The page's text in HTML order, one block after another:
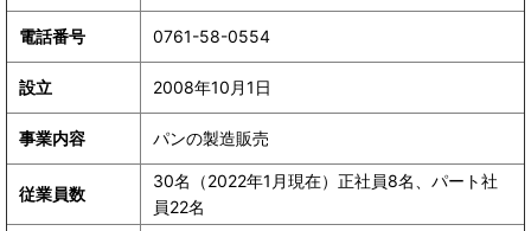
電話番号 0761-58-0554
設立 2008年10月1日
事業内容 パンの製造販売
従業員数
30名（2022年1月現在）正社員8名、パート社
員22名